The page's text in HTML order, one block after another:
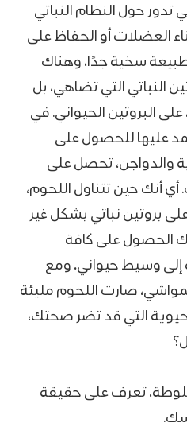
تدور حول النظام النباتي
العضلات أو الحفاظ على
سخية جدًا، وهناك
النباتي التي تضاهي، بل
البروتين الحيواني. في
عليها للحصول على
والدواجن، تحصل على
أي أنك حين تتناول اللحوم،
بروتين نباتي بشكل غير
الحصول على كافة
إلى وسيط حيواني. ومع
صارت اللحوم مليئة
التي قد تضر صحتك،
تعرف على حقيقة